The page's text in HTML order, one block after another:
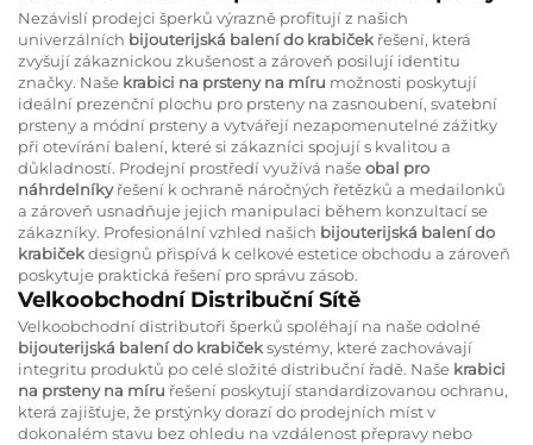
Nezávislí prodejci šperků výrazně profitují z našich
univerzálních bijouterijská balení do krabiček řešení, která
zvyšují zákaznickou zkušenost a zároveň posilují identitu
značky. Naše krabici na prsteny na míru možnosti poskytují
ideální prezenční plochu pro prsteny na zasnoubení, svatební
prsteny a módní prsteny a vytvářejí nezapomenutelné zážitky
při otevírání balení, které si zákazníci spojují s kvalitou a
důkladností. Prodejní prostředí využívá našeobal pro
náhrdelníkyřešení k ochraně náročných řetězků a medailonků
a zároveň usnadňuje jejich manipulaci během konzultací se
zákazníky. Profesionální vzhled našich bijouterijská balení do
krabičekdesignů přispívá k celkové estetice obchodu a zároveň
poskytuje praktická řešení pro správu zásob.
Velkoobchodní Distribuční Sítě
Velkoobchodní distributoři šperků spoléhají na naše odolné
bijouterijská balení do krabičeksystémy, které zachovávají
integritu produktů po celé složité distribuční řadě. Naše krabici
na prsteny na míru řešení poskytují standardizovanou ochranu,
která zajišťuje, že prstýnky dorazí do prodejních míst v
dokonalém stavu bez ohledu na vzdálenost přepravy nebo